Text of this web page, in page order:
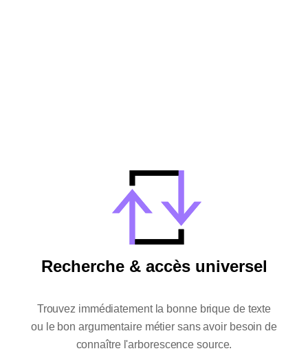
Recherche & accès universel
Trouvez immédiatement la bonne brique de texte
ou le bon argumentaire métier sans avoir besoin de
connaître l'arborescence source.